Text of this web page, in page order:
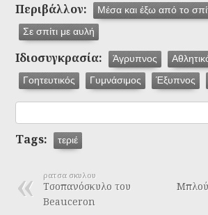
Περιβάλλον: Μέσα και έξω από το
Σε σπίτι με αυλή
Ιδιοσυγκρασία: Άγρυπνος
Γοητευτικός Γυμνάσιμος Έξυπνος
Tags: τεριέ
ρατσα σκυλου
Τσοπανόσκυλο του
Beauceron